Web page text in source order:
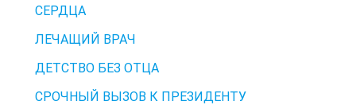
СЕРДЦА
ЛЕЧАЩИЙ ВРАЧ
ДЕТСТВО БЕЗ ОТЦА
СРОЧНЫЙ ВЫЗОВ К ПРЕЗИДЕНТУ